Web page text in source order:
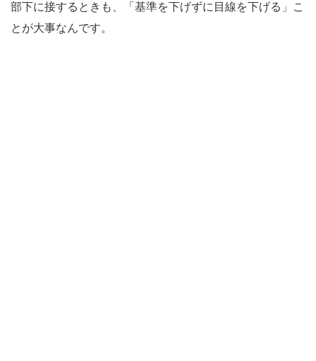
部下に接するときも、「基準を下げずに目線を下げる」こ
とが大事なんです。